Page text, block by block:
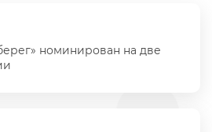
номинирован на две